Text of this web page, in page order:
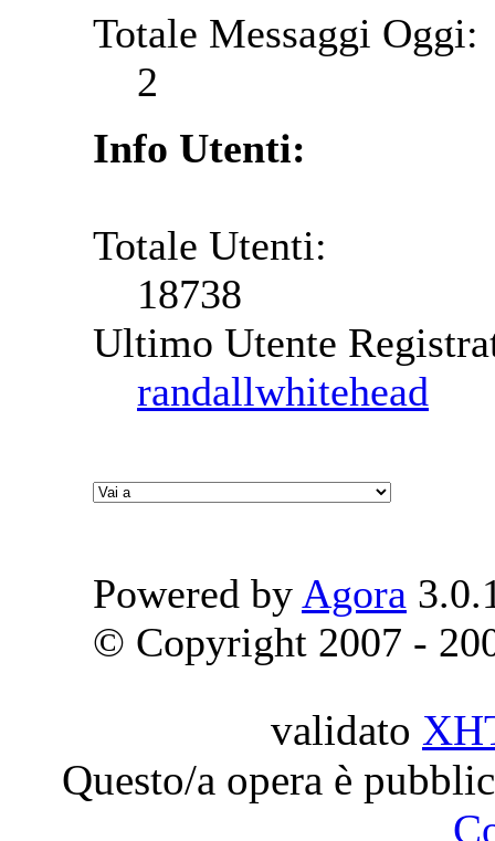
Totale Messaggi Oggi:
2
Info Utenti:
Totale Utenti:
18738
Ultimo Utente
randallwhitehead
Powered by Agora
© Copyright 2007 -
validato
Questo/a opera è